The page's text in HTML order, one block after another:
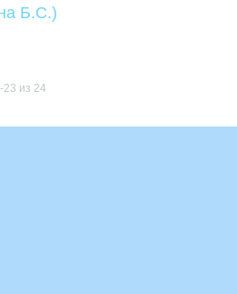
Б.С.)
из 24